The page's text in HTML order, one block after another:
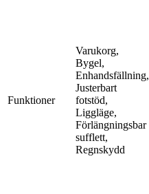
Funktioner
Varukorg,
Bygel,
Enhandsfällning,
Justerbart
fotstöd,
Liggläge,
Förlängningsbar
sufflett,
Regnskydd